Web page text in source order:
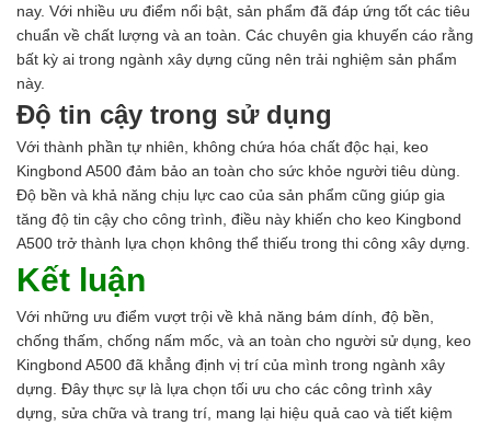
nay. Với nhiều ưu điểm nổi bật, sản phẩm đã đáp ứng tốt các tiêu
chuẩn về chất lượng và an toàn. Các chuyên gia khuyến cáo rằng
bất kỳ ai trong ngành xây dựng cũng nên trải nghiệm sản phẩm
này.
Độ tin cậy trong sử dụng
Với thành phần tự nhiên, không chứa hóa chất độc hại, keo
Kingbond A500 đảm bảo an toàn cho sức khỏe người tiêu dùng.
Độ bền và khả năng chịu lực cao của sản phẩm cũng giúp gia
tăng độ tin cậy cho công trình, điều này khiến cho keo Kingbond
A500 trở thành lựa chọn không thể thiếu trong thi công xây dựng.
Kết luận
Với những ưu điểm vượt trội về khả năng bám dính, độ bền,
chống thấm, chống nấm mốc, và an toàn cho người sử dụng, keo
Kingbond A500 đã khẳng định vị trí của mình trong ngành xây
dựng. Đây thực sự là lựa chọn tối ưu cho các công trình xây
dựng, sửa chữa và trang trí, mang lại hiệu quả cao và tiết kiệm